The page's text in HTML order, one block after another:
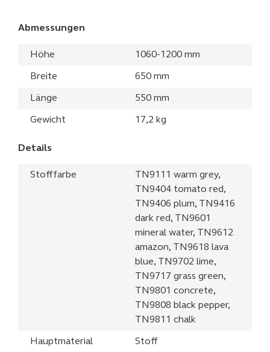
Abmessungen
Höhe 1060-1200 mm
Breite 650 mm
Länge 550 mm
Gewicht 17,2 kg
Details
Stofffarbe
TN9111 warm grey,
TN9404 tomato red,
TN9406 plum, TN9416
dark red, TN9601
mineral water, TN9612
amazon, TN9618 lava
blue, TN9702 lime,
TN9717 grass green,
TN9801 concrete,
TN9808 black pepper,
TN9811 chalk
Hauptmaterial Stoff